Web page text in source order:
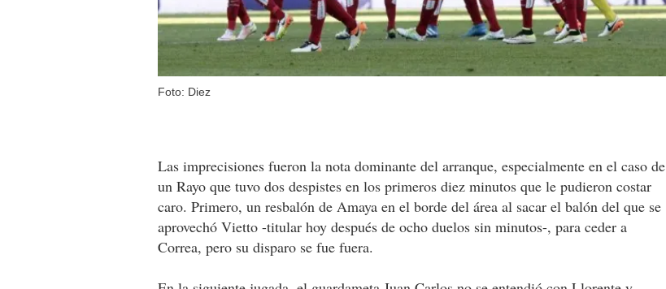
Foto: Diez
Las imprecisiones fueron la nota dominante del arranque, especialmente en el caso de
un Rayo que tuvo dos despistes en los primeros diez minutos que le pudieron costar
caro. Primero, un resbalón de Amaya en el borde del área al sacar el balón del que se
aprovechó Vietto -titular hoy después de ocho duelos sin minutos-, para ceder a
Correa, pero su disparo se fue fuera.